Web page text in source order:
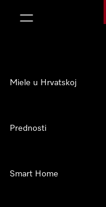
Miele u Hrvatskoj
Prednosti
Smart Home